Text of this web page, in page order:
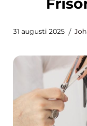
31 augusti 2025